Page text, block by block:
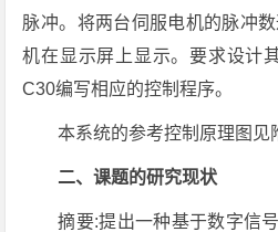
脉冲。将两台伺服电机的脉冲
机在显示屏上显示。要求设计
C30编写相应的控制程序。
本系统的参考控制原理图见
二、课题的研究现状
摘要:提出一种基于数字信